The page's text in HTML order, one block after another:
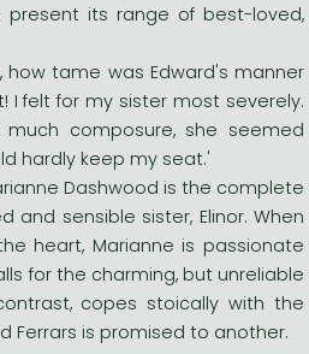
present its range of best-loved,
how tame was Edward's manner
I felt for my sister most severely.
composure, she seemed
hardly keep my seat.'
Dashwood is the complete
sensible sister, Elinor. When
heart, Marianne is passionate
for the charming, but unreliable
copes stoically with the
Ferrars is promised to another.